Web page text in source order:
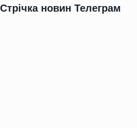
Стрічка новин Телеграм